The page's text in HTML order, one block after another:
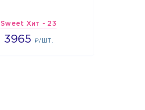
Sweet Хит - 23
3965 ₽/ШТ.
3965